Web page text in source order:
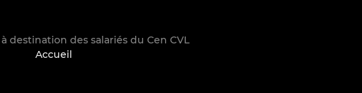
destination des salariés du Cen CVL
Accueil